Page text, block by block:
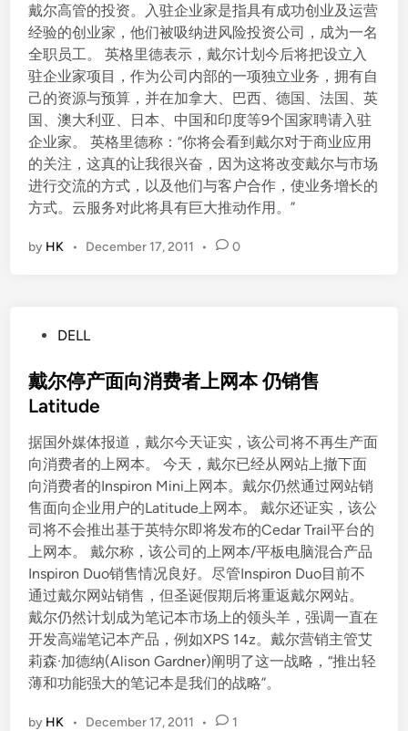
戴尔高管的投资。入驻企业家是指具有成功创业及运营
经验的创业家，他们被吸纳进风险投资公司，成为一名
全职员工。 英格里德表示，戴尔计划今后将把设立入
驻企业家项目，作为公司内部的一项独立业务，拥有自
己的资源与预算，并在加拿大、巴西、德国、法国、英
国、澳大利亚、日本、中国和印度等9个国家聘请入驻
企业家。 英格里德称：“你将会看到戴尔对于商业应用
的关注，这真的让我很兴奋，因为这将改变戴尔与市场
进行交流的方式，以及他们与客户合作，使业务增长的
方式。云服务对此将具有巨大推动作用。”
by HK • December 17, 2011 • 0
s
t
d
i
n
DELL
戴尔停产面向消费者上网本 仍销售
Latitude
据国外媒体报道，戴尔今天证实，该公司将不再生产面
向消费者的上网本。 今天，戴尔已经从网站上撤下面
向消费者的Inspiron Mini上网本。戴尔仍然通过网站销
售面向企业用户的Latitude上网本。 戴尔还证实，该公
司将不会推出基于英特尔即将发布的Cedar Trail平台的
上网本。 戴尔称，该公司的上网本/平板电脑混合产品
Inspiron Duo销售情况良好。尽管Inspiron Duo目前不
通过戴尔网站销售，但圣诞假期后将重返戴尔网站。
戴尔仍然计划成为笔记本市场上的领头羊，强调一直在
开发高端笔记本产品，例如XPS 14z。戴尔营销主管艾
莉森·加德纳(Alison Gardner)阐明了这一战略，“推出轻
薄和功能强大的笔记本是我们的战略”。
by HK • December 17, 2011 • 1